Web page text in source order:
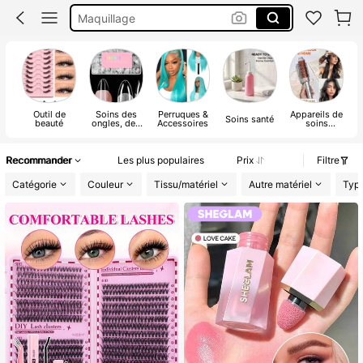
Maquillage
Faux Cils
Outil de
beauté
Soins des
ongles, des
Perruques &
Accessoires Soins santé Appareils de
soins
Recommander Les plus populaires Prix
Filtre
Catégorie
Couleur Tissu/matériel Autre matériel